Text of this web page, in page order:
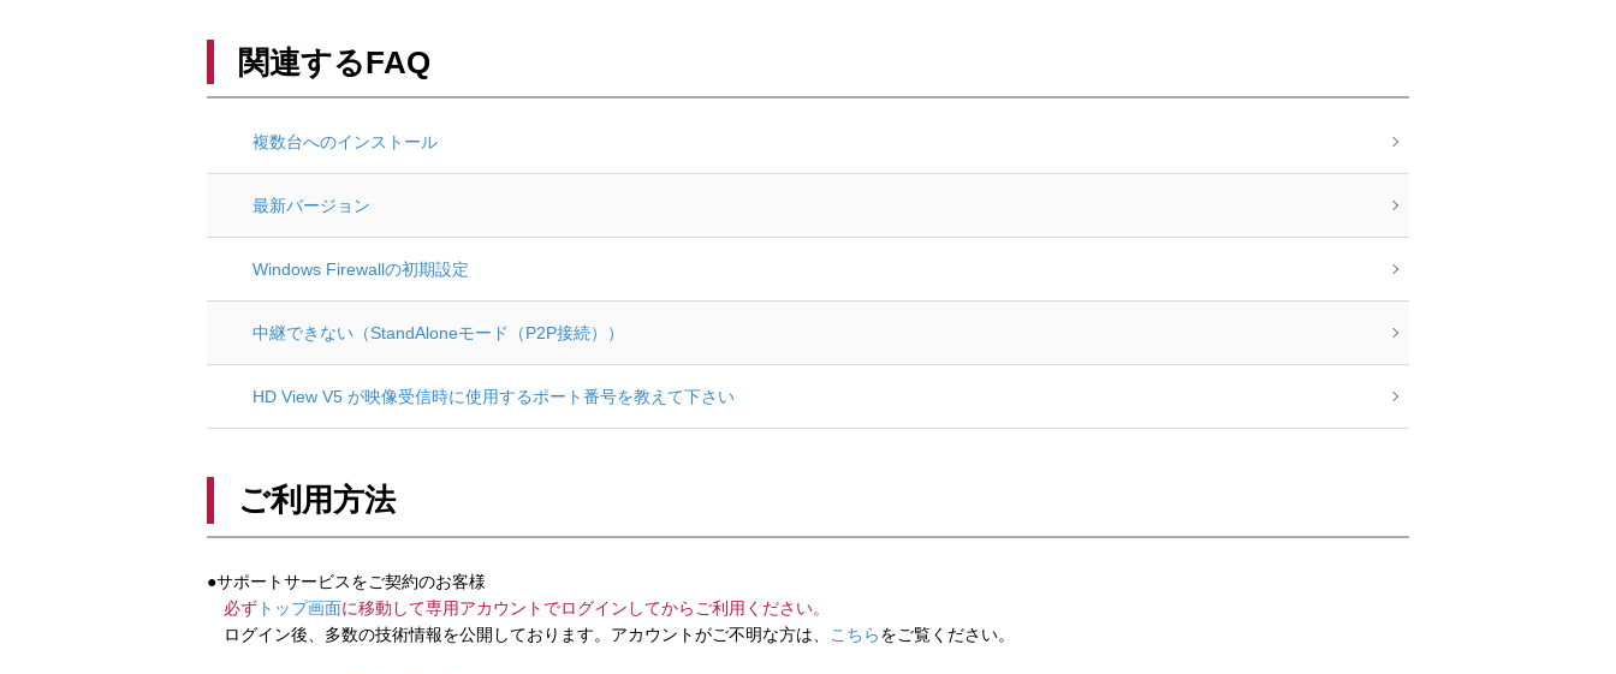
関連するFAQ
複数台へのインストール
最新バージョン
Windows Firewallの初期設定
中継できない（StandAloneモード（P2P接続））
HD View V5 が映像受信時に使用するポート番号を教えて下さい
ご利用方法
●サポートサービスをご契約のお客様
必ず トップ画面に移動して専用アカウントでログインしてからご利用ください。
ログイン後、多数の技術情報を公開しております。アカウントがご不明な方は、
こちらをご覧ください。